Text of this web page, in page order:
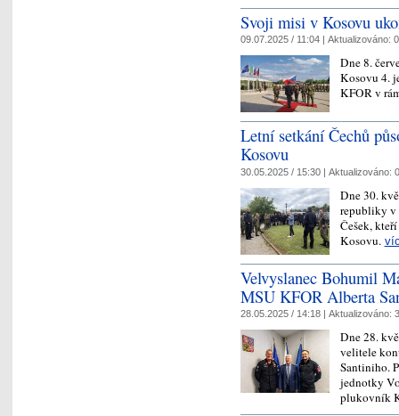
Svoji misi v Kosovu
09.07.2025 / 11:04 | Aktualizováno:
Dne 8.
Kosovu 4.
KFOR v
Letní setkání Čechů
Kosovu
30.05.2025 / 15:30 | Aktualizováno:
Dne 30.
republiky v
Češek,
Kosovu.
Velvyslanec Bohumil
MSU KFOR Alberta
28.05.2025 / 14:18 | Aktualizováno:
Dne 28.
velitele
Santiniho.
jednotky
plukovník